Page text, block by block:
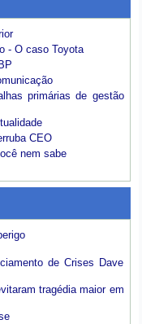
- O caso Toyota
primárias de gestão
CEO
nem sabe
de Crises Dave
tragédia maior em